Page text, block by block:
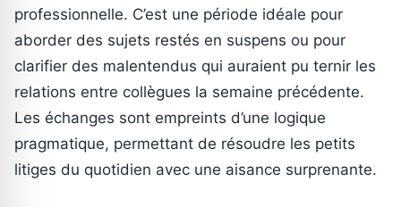
professionnelle. C’est une période idéale pour
aborder des sujets restés en suspens ou pour
clarifier des malentendus qui auraient pu ternir les
relations entre collègues la semaine précédente.
Les échanges sont empreints d’une logique
pragmatique, permettant de résoudre les petits
litiges du quotidien avec une aisance surprenante.